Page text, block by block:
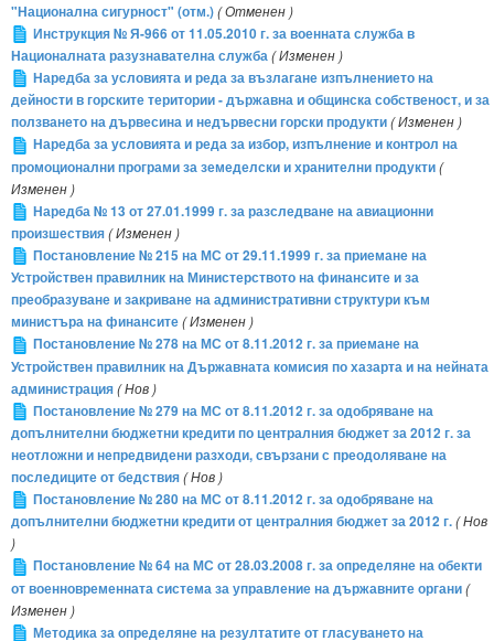
"Национална сигурност" (отм.)( Отменен )
Инструкция № Я-966 от 11.05.2010 г. за военната служба в
Националната разузнавателна служба( Изменен )
Наредба за условията и реда за възлагане изпълнението на
дейности в горските територии - държавна и общинска собственост, и за
ползването на дървесина и недървесни горски продукти( Изменен )
Наредба за условията и реда за избор, изпълнение и контрол на
промоционални програми за земеделски и хранителни продукти(
Изменен )
Наредба № 13 от 27.01.1999 г. за разследване на авиационни
произшествия( Изменен )
Постановление № 215 на МС от 29.11.1999 г. за приемане на
Устройствен правилник на Министерството на финансите и за
преобразуване и закриване на административни структури към
министъра на финансите( Изменен )
Постановление № 278 на МС от 8.11.2012 г. за приемане на
Устройствен правилник на Държавната комисия по хазарта и на нейната
администрация( Нов )
Постановление № 279 на МС от 8.11.2012 г. за одобряване на
допълнителни бюджетни кредити по централния бюджет за 2012 г. за
неотложни и непредвидени разходи, свързани с преодоляване на
последиците от бедствия( Нов )
Постановление № 280 на МС от 8.11.2012 г. за одобряване на
допълнителни бюджетни кредити от централния бюджет за 2012 г.( Нов
)
Постановление № 64 на МС от 28.03.2008 г. за определяне на обекти
от военновременната система за управление на държавните органи(
Изменен )
Методика за определяне на резултатите от гласуването на